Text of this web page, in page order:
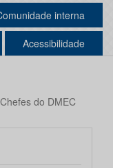
interna
Acessibilidade
do DMEC